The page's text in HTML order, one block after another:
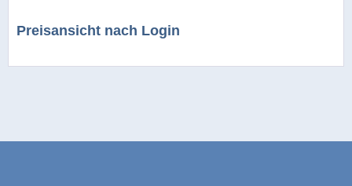
Preisansicht nach Login